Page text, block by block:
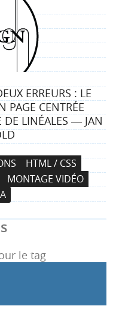
4
d
e
s
i
g
n
ERREURS : LE
PAGE CENTRÉE
DE LINÉALES ― JAN
HTML / CSS
MONTAGE VIDÉO
le tag